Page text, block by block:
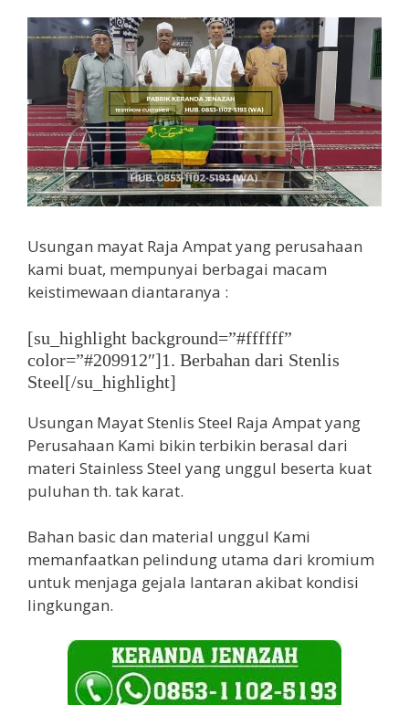
Usungan mayat Raja Ampat yang perusahaan
kami buat, mempunyai berbagai macam
keistimewaan diantaranya :
[su_highlight background=”#ffffff”
color=”#209912″]1. Berbahan dari Stenlis
Steel[/su_highlight]
Usungan Mayat Stenlis Steel Raja Ampat yang
Perusahaan Kami bikin terbikin berasal dari
materi Stainless Steel yang unggul beserta kuat
puluhan th. tak karat.
Bahan basic dan material unggul Kami
memanfaatkan pelindung utama dari kromium
untuk menjaga gejala lantaran akibat kondisi
lingkungan.